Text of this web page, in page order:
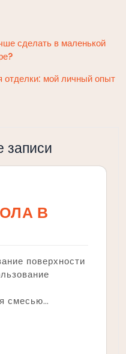
сделать в маленькой
мой личный опыт
записи
В
поверхности
смесью…